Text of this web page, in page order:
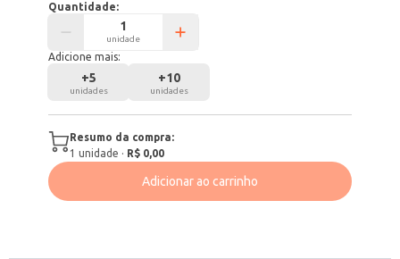
Quantidade:
unidade
Adicione mais:
+5
unidades
+10
unidades
Resumo da compra:
1 unidade · R$ 0,00
Adicionar ao carrinho